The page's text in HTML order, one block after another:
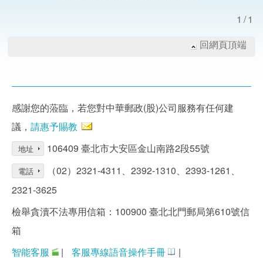
1/1
回網頁頂端
感謝您的蒞臨，若您對中華郵政(股)公司服務有任何建
議， 請惠予賜教
地址 106409 臺北市大安區金山南路2段55號
電話
（02）2321-4311、2392-1310、2393-1261、
2321-3625
檢舉貪瀆不法專用信箱：100900 臺北北門郵局第610號信
箱
智能客服
| 客服專線語音操作手冊 |